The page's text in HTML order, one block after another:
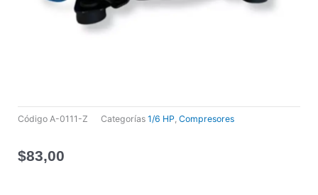
Código A-0111-Z Categorías 1/6 HP, Compresores
$83,00